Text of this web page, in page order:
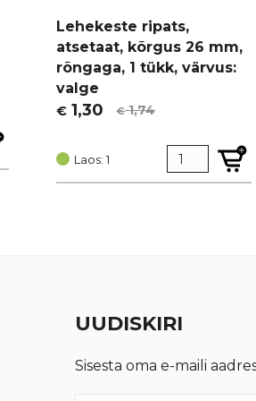
Lehekeste ripats,
atsetaat, kõrgus 26 mm,
rõngaga, 1 tükk, värvus:
valge
€1,74
Algne
oli:
€ 1,74.
€ 1,30
Current
is:
€ 1,30.
Laos: 1
UUDISKIRI
Sisesta oma e-maili